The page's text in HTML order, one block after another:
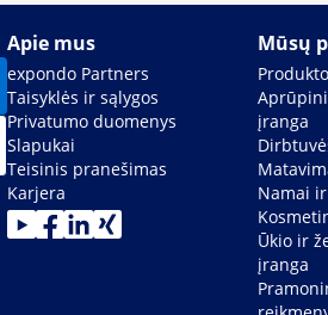
Apie mus
expondo Partners
Taisyklės ir sąlygos
Privatumo duomenys
Slapukai
Teisinis pranešimas
Karjera
Mūsų
įranga
Namai
Ūkio ir
įranga